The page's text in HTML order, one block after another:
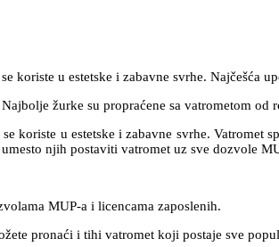
koriste u estetske i zabavne svrhe. Najčešća
žurke su propraćene sa vatrometom
koriste u estetske i zabavne svrhe.
njih postaviti vatromet uz sve dozvole
MUP-a i licencama zaposlenih.
pronaći i tihi vatromet koji postaje sve